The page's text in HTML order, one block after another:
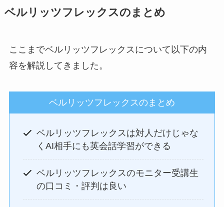
ベルリッツフレックスのまとめ
ここまでベルリッツフレックスについて以下の内
容を解説してきました。
ベルリッツフレックスのまとめ
ベルリッツフレックスは対人だけじゃな
くAI相手にも英会話学習ができる
ベルリッツフレックスのモニター受講生
の口コミ・評判は良い